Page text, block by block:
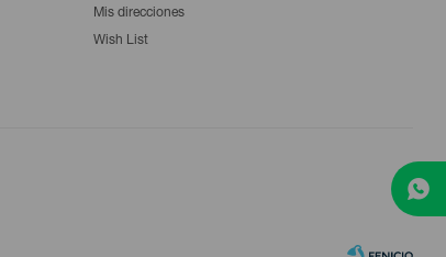
Mis direcciones
Wish List